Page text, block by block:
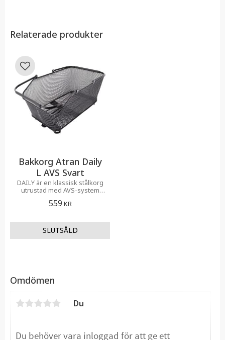
Omdömen
Du
Relaterade produkter
Bakkorg Atran Daily
L AVS Svart
​DAILY är en klassisk stålkorg
utrustad med AVS-system
559 KR
Lägg till i favoriter